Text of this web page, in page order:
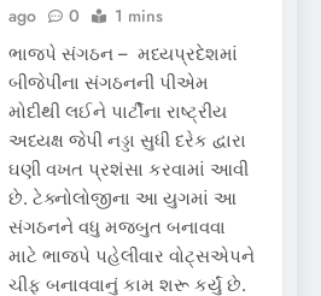
ago
0 1 mins
ભાજપે સંગઠન – મધ્યપ્રદેશમાં
બીજેપીના સંગઠનની પીએમ
મોદીથી લઈને પાર્ટીના રાષ્ટ્રીય
અધ્યક્ષ જેપી નડ્ડા સુધી દરેક દ્વારા
ઘણી વખત પ્રશંસા કરવામાં આવી
છે. ટેક્નોલોજીના આ યુગમાં આ
સંગઠનને વધુ મજબુત બનાવવા
માટે ભાજપે પહેલીવાર વોટ્સએપને
ચીફ બનાવવાનું કામ શરૂ કર્યું છે.